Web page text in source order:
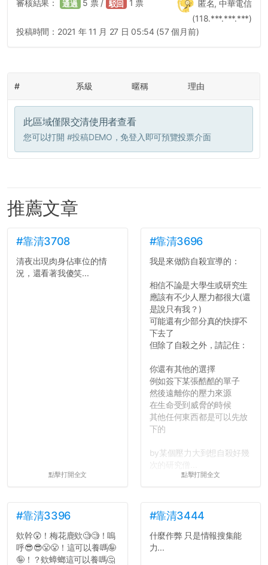
匿名, 中華電信
(118.***.***.***)
審核結果： 通過 5 票 / 駁回 1 票
投稿時間： 2021 年 11 月 27 日 05:54 (57 個月前)
# 系級 暱稱 理由
此區域僅限交清使用者查看
您可以打開 #投稿DEMO ，免登入即可預覽投票介面
推薦文章
#靠清3708
清夜出現肉身佔車位的情
況，還看著我傻笑...
點擊打開全文
#靠清3696
我是來做防自殺宣導的：
相信不論是大學生或研究生
應該有不少人壓力都很大(還
是說只有我？)
可能還有少部分真的快撐不
下去了
但除了自殺之外，請記住：
你還有其他的選擇
例如簽下某張酷酷的單子
然後遠離你的壓力來源
在生命受到威脅的時候
其他任何東西都是可以先放
下的
by某個壓力大到想自殺好幾
點擊打開全文
#靠清3396
欸幹😲！梅花鹿欸🧐🧐！嗚
呼😎😎😤😤！這可以養嗎🤪
🤪！？欸蟑螂這可以養嗎🤔
#靠清3444
什麼作弊 只是情報搜集能
力...